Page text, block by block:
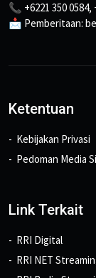
📞 +6221 350 0584,
📩 Pemberitaan:
Ketentuan
Kebijakan Privasi
Pedoman Media
Link Terkait
RRI Digital
RRI NET